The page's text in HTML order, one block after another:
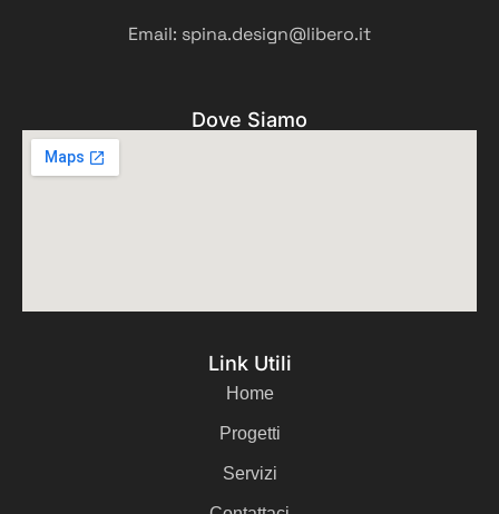
Link Utili
Home
Progetti
Servizi
Dove Siamo
Email: spina.design@libero.it